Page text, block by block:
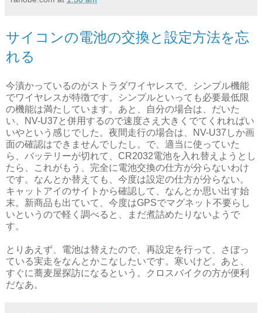
サイコンの電池の交換と設定方法を忘
れる
今漬かっているのがストラダワイヤレスで、シンプル機能
でワイヤレスが特徴です。シンプルといっても必要最低限
の機能は満たしています。あと、自分の場合は、だいた
い、NV-U37と併用するので速度さえ大きくでてくれればい
いやという感じでした。夜間走行の場合は、NV-U37しか画
面の確認はできませんでしたし。で、適当に使っていた
ら、バッテリーが切れて、CR2032電池を入れ替えようとし
たら、これがもう、完全に電池交換の仕方が分らないわけ
です。なんとか替えても、今度は設定の仕方が分らない。
キャットアイのサイトから確認して、なんとか思い出す始
末。新商品も出ていて、今度はGPSでマグネット不要らし
いというので軽く調べると、まだ煮詰めたりないようで
す。
とりあえず、電池は替えたので、再設定を行って、さぼっ
ている実走をなんとかこなしたいです。寒いけど。あと、
すぐに蕎麦屋探訪になるという。クロスバイクの方が便利
だなあ。